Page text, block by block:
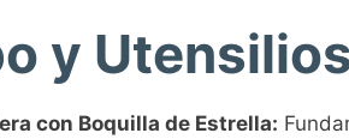
y
con Boquilla de Estrella: